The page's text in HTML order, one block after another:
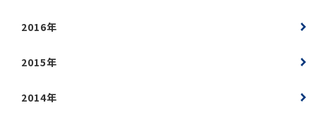
2016年
2015年
2014年